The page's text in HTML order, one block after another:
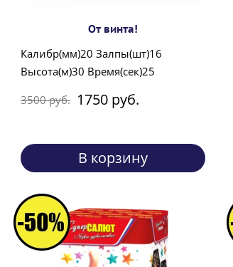
От винта!
Калибр(мм)20 Залпы(шт)16
Высота(м)30 Время(сек)25
3500 руб. 1750 руб.
В корзину